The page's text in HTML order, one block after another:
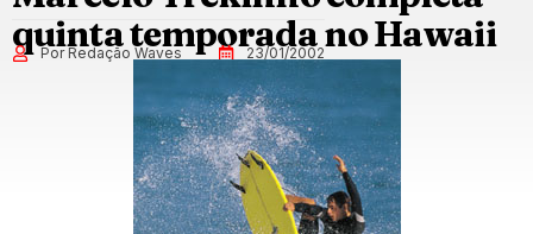
quinta temporada no Hawaii
Por Redação Waves 23/01/2002